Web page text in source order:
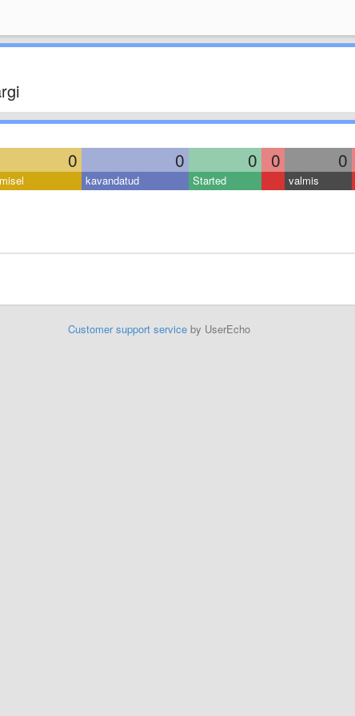
0 0 0 0 0
kavandatud Started valmis
Customer support serviceby UserEcho